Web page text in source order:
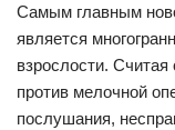
Самым главным
является
взрослости.
против мелочной
послушания,